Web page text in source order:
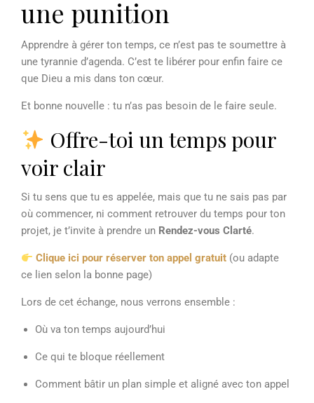
une punition
Apprendre à gérer ton temps, ce n’est pas te soumettre à
une tyrannie d’agenda. C’est te libérer pour enfin faire ce
que Dieu a mis dans ton cœur.
Et bonne nouvelle : tu n’as pas besoin de le faire seule.
Offre-toi un temps pour
voir clair
Si tu sens que tu es appelée, mais que tu ne sais pas par
où commencer, ni comment retrouver du temps pour ton
projet, je t’invite à prendre un Rendez-vous Clarté.
Clique ici pour réserver ton appel gratuit (ou adapte
ce lien selon la bonne page)
Lors de cet échange, nous verrons ensemble :
Où va ton temps aujourd’hui
Ce qui te bloque réellement
Comment bâtir un plan simple et aligné avec ton appel